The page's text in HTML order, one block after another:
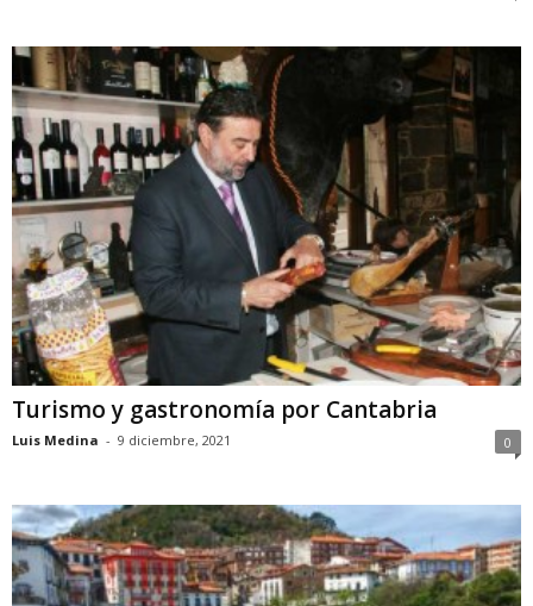
Turismo y gastronomía por Cantabria
Luis Medina - 9 diciembre, 2021 0